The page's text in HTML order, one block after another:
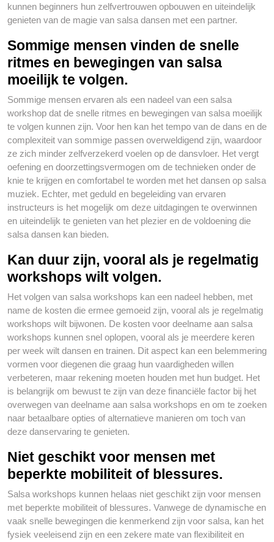
kunnen beginners hun zelfvertrouwen opbouwen en uiteindelijk
genieten van de magie van salsa dansen met een partner.
Sommige mensen vinden de snelle
ritmes en bewegingen van salsa
moeilijk te volgen.
Sommige mensen ervaren als een nadeel van een salsa
workshop dat de snelle ritmes en bewegingen van salsa moeilijk
te volgen kunnen zijn. Voor hen kan het tempo van de dans en de
complexiteit van sommige passen overweldigend zijn, waardoor
ze zich minder zelfverzekerd voelen op de dansvloer. Het vergt
oefening en doorzettingsvermogen om de technieken onder de
knie te krijgen en comfortabel te worden met het dansen op salsa
muziek. Echter, met geduld en begeleiding van ervaren
instructeurs is het mogelijk om deze uitdagingen te overwinnen
en uiteindelijk te genieten van het plezier en de voldoening die
salsa dansen kan bieden.
Kan duur zijn, vooral als je regelmatig
workshops wilt volgen.
Het volgen van salsa workshops kan een nadeel hebben, met
name de kosten die ermee gemoeid zijn, vooral als je regelmatig
workshops wilt bijwonen. De kosten voor deelname aan salsa
workshops kunnen snel oplopen, vooral als je meerdere keren
per week wilt dansen en trainen. Dit aspect kan een belemmering
vormen voor diegenen die graag hun vaardigheden willen
verbeteren, maar rekening moeten houden met hun budget. Het
is belangrijk om bewust te zijn van deze financiële factor bij het
overwegen van deelname aan salsa workshops en om te zoeken
naar betaalbare opties of alternatieve manieren om toch van
deze danservaring te genieten.
Niet geschikt voor mensen met
beperkte mobiliteit of blessures.
Salsa workshops kunnen helaas niet geschikt zijn voor mensen
met beperkte mobiliteit of blessures. Vanwege de dynamische en
vaak snelle bewegingen die kenmerkend zijn voor salsa, kan het
fysiek veeleisend zijn en een zekere mate van flexibiliteit en